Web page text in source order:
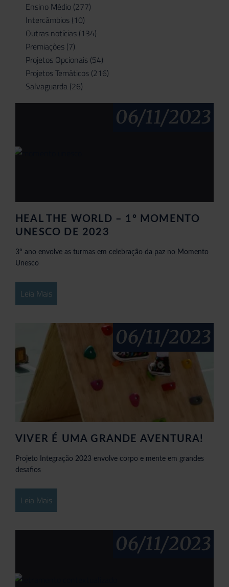
Ensino Médio (277)
Intercâmbios (10)
Outras notícias (134)
Premiações (7)
Projetos Opcionais (54)
Projetos Temáticos (216)
Salvaguarda (26)
HEAL THE WORLD – 1º MOMENTO
UNESCO DE 2023
06/11/2023
3º ano envolve as turmas em celebração da paz no Momento
Unesco
Leia Mais
VIVER É UMA GRANDE AVENTURA!
06/11/2023
Projeto Integração 2023 envolve corpo e mente em grandes
desafios
Leia Mais
06/11/2023